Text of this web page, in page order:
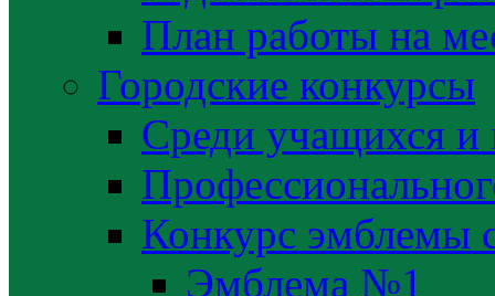
План работы на
Городские конкурсы
Среди учащихся и
Конкурс эмблемы
Эмблема №1